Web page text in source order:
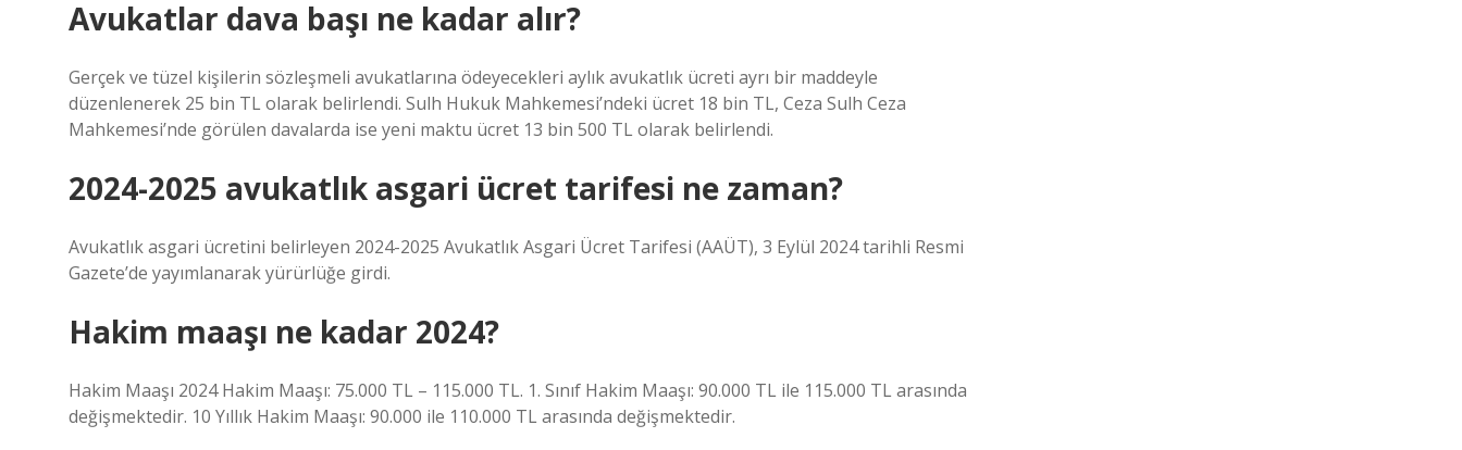
Avukatlar dava başı ne kadar alır?
Gerçek ve tüzel kişilerin sözleşmeli avukatlarına ödeyecekleri aylık avukatlık ücreti ayrı bir maddeyle
düzenlenerek 25 bin TL olarak belirlendi. Sulh Hukuk Mahkemesi’ndeki ücret 18 bin TL, Ceza Sulh Ceza
Mahkemesi’nde görülen davalarda ise yeni maktu ücret 13 bin 500 TL olarak belirlendi.
2024-2025 avukatlık asgari ücret tarifesi ne zaman?
Avukatlık asgari ücretini belirleyen 2024-2025 Avukatlık Asgari Ücret Tarifesi (AAÜT), 3 Eylül 2024 tarihli Resmi
Gazete’de yayımlanarak yürürlüğe girdi.
Hakim maaşı ne kadar 2024?
Hakim Maaşı 2024 Hakim Maaşı: 75.000 TL – 115.000 TL. 1. Sınıf Hakim Maaşı: 90.000 TL ile 115.000 TL arasında
değişmektedir. 10 Yıllık Hakim Maaşı: 90.000 ile 110.000 TL arasında değişmektedir.